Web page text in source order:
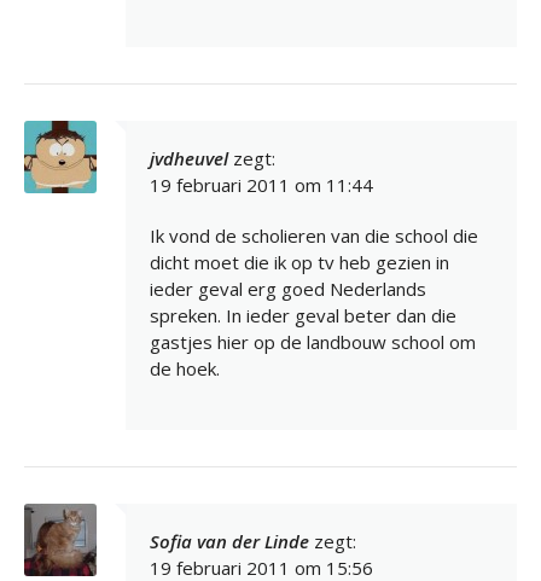
jvdheuvel zegt:
19 februari 2011 om 11:44
Ik vond de scholieren van die school die
dicht moet die ik op tv heb gezien in
ieder geval erg goed Nederlands
spreken. In ieder geval beter dan die
gastjes hier op de landbouw school om
de hoek.
Sofia van der Linde zegt:
19 februari 2011 om 15:56